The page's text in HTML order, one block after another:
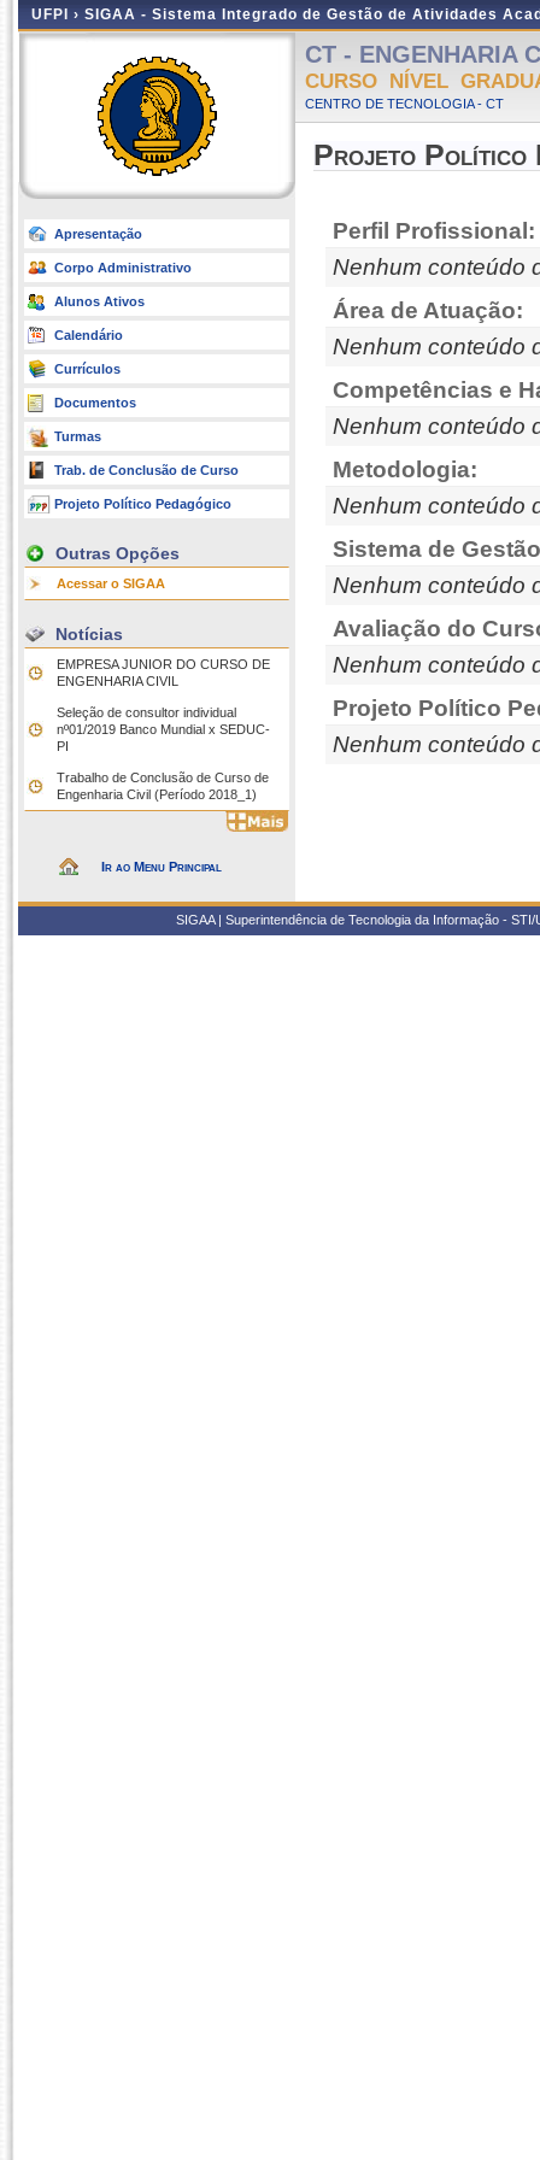
UFPI › SIGAA - Sistema Integrado de Gestão de Atividades
Apresentação
Corpo Administrativo
Alunos Ativos
Calendário
Currículos
Documentos
Turmas
Trab. de Conclusão de Curso
Projeto Político Pedagógico
Outras Opções
Acessar o SIGAA
Notícias
EMPRESA JUNIOR DO CURSO DE
ENGENHARIA CIVIL
Seleção de consultor individual
nº01/2019 Banco Mundial x SEDUC-
PI
Trabalho de Conclusão de Curso de
Engenharia Civil (Período 2018_1)
Ir ao Menu Principal
CT - ENGENHARIA
CURSO NÍVEL
CENTRO DE TECNOLOGIA - CT
Projeto Político
Perfil Profissional:
Nenhum conteúdo
Área de Atuação:
Nenhum conteúdo
Competências e
Nenhum conteúdo
Metodologia:
Nenhum conteúdo
Sistema de
Nenhum conteúdo
Avaliação do
Nenhum conteúdo
Projeto Político
Nenhum conteúdo
SIGAA | Superintendência de Tecnologia da Informação -